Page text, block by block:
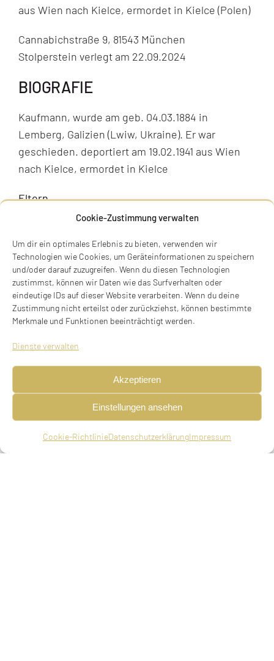
Cookie-Zustimmung verwalten
Um dir ein optimales Erlebnis zu bieten, verwenden wir
Technologien wie Cookies, um Geräteinformationen zu speichern
und/oder darauf zuzugreifen. Wenn du diesen Technologien
zustimmst, können wir Daten wie das Surfverhalten oder
eindeutige IDs auf dieser Website verarbeiten. Wenn du deine
Zustimmung nicht erteilst oder zurückziehst, können bestimmte
Merkmale und Funktionen beeinträchtigt werden.
Dienste verwalten
Akzeptieren
Einstellungen ansehen
Cookie-RichtlinieDatenschutzerklärungImpressum
aus Wien nach Kielce, ermordet in Kielce (Polen)
Cannabichstraße 9, 81543 München
Stolperstein verlegt am 22.09.2024
BIOGRAFIE
Kaufmann, wurde am geb. 04.03.1884 in
Lemberg, Galizien (Lwiw, Ukraine). Er war
geschieden. deportiert am 19.02.1941 aus Wien
nach Kielce, ermordet in Kielce
Eltern
Sigmund Trost, Kaufmann in München und
Geschwister
Ludwig, geb. am 19.09.1895, in München,
gestorben am 02.02.1896 in München
Klara, verh. Felix verw. Karp, wurde geb. am
Heirat am 19.10.1914 in München mit Franziska
Jäger, geboren am 10.02.1882 in Hüttenkirchen
bei Rosenheim.
Tochter.